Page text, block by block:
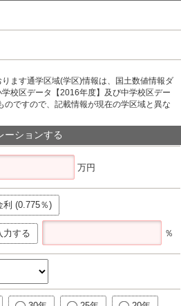
ます通学区域(学区)情報は、国土数値情報ダ
校区データ【2016年度】及び中学校区デー
のですので、記載情報が現在の学区域と異な
ーションする
万円
利 (0.775％)
力する ％